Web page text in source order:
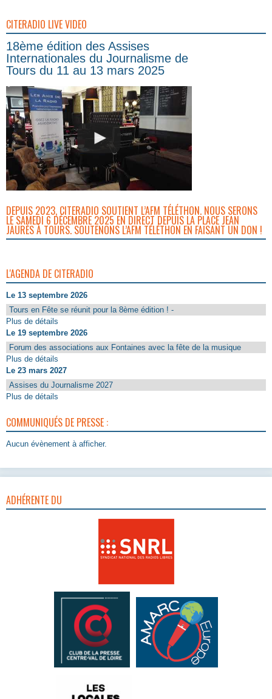
CITERADIO LIVE VIDEO
18ème édition des Assises
Internationales du Journalisme de
Tours du 11 au 13 mars 2025
DEPUIS 2023, CITERADIO SOUTIENT L’AFM TÉLÉTHON. NOUS SERONS
LE SAMEDI 6 DÉCEMBRE 2025 EN DIRECT DEPUIS LA PLACE JEAN
JAURÈS À TOURS. SOUTENONS L’AFM TÉLÉTHON EN FAISANT UN DON !
L'AGENDA DE CITERADIO
Le 13 septembre 2026
Tours en Fête se réunit pour la 8ème édition ! -
Plus de détails
Le 19 septembre 2026
Forum des associations aux Fontaines avec la fête de la musique
Plus de détails
Le 23 mars 2027
Assises du Journalisme 2027
Plus de détails
COMMUNIQUÉS DE PRESSE :
Aucun évènement à afficher.
ADHÉRENTE DU